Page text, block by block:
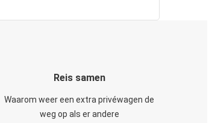
Reis samen
Waarom weer een extra privéwagen de
weg op als er andere